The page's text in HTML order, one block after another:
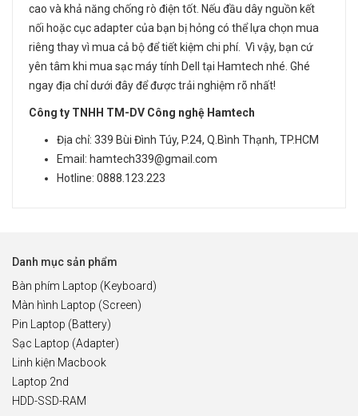
cao và khả năng chống rò điện tốt. Nếu đầu dây nguồn kết
nối hoặc cục adapter của bạn bị hỏng có thể lựa chọn mua
riêng thay vì mua cả bộ để tiết kiệm chi phí. Vì vậy, bạn cứ
yên tâm khi mua sạc máy tính Dell tại Hamtech nhé. Ghé
ngay địa chỉ dưới đây để được trải nghiệm rõ nhất!
Công ty TNHH TM-DV Công nghệ Hamtech
Địa chỉ: 339 Bùi Đình Túy, P.24, Q.Bình Thạnh, TP.HCM
Email: hamtech339@gmail.com
Hotline: 0888.123.223
Danh mục sản phẩm
Bàn phím Laptop (Keyboard)
Màn hình Laptop (Screen)
Pin Laptop (Battery)
Sạc Laptop (Adapter)
Linh kiện Macbook
Laptop 2nd
HDD-SSD-RAM